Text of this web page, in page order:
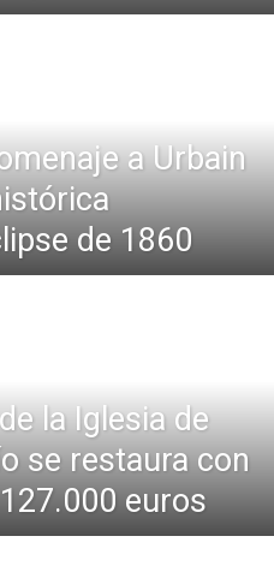
a Urbain
de 1860
la Iglesia de
se restaura con
euros